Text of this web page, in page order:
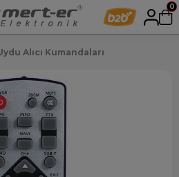
0
Alıcı Kumandaları